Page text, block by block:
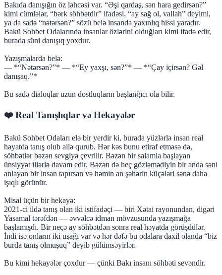
Bakıda danışığın öz ləhcəsi var. “Əşi qardaş, sən hara gedirsən?”
kimi cümlələr, “bərk söhbətdir” ifadəsi, “ay sağ ol, vallah” deyimi,
ya da sadə “nətərsən?” sözü belə insanda yaxınlıq hissi yaradır.
Bakü Sohbet Odalarında insanlar özlərini olduğları kimi ifadə edir,
burada süni danışıq yoxdur.
Yazışmalarda belə:
— *“Nətərsən?”* — *“Ey yaxşı, sən?”* — *“Çay içirsən? Gəl
danışaq.”*
Bu sadə dialoqlar uzun dostluqların başlanğıcı ola bilir.
❤️ Real Tanışlıqlar və Hekayələr
Bakü Sohbet Odaları elə bir yerdir ki, burada yüzlərlə insan real
həyatda tanış olub ailə qurub. Hər kəs bunu etiraf etməsə də,
söhbətlər bəzən sevgiyə çevrilir. Bəzən bir salamla başlayan
ünsiyyət illərlə davam edir. Bəzən də heç gözləmədiyin bir anda səni
anlayan bir insan tapırsan və həmin an şəhərin küçələri sənə daha
işıqlı görünür.
Misal üçün bir hekayə:
2021-ci ildə tanış olan iki istifadəçi — biri Xətai rayonundan, digəri
Yasamal tərəfdən — əvvəlcə idman mövzusunda yazışmağa
başlamışdı. Bir neçə ay söhbətdən sonra real həyatda görüşdülər.
İndi isə onların iki uşağı var və hər dəfə bu odalara daxil olanda “biz
burda tanış olmuşuq” deyib gülümsəyirlər.
Bu kimi hekayələr çoxdur — çünki Bakı insanı söhbəti sevəndir.